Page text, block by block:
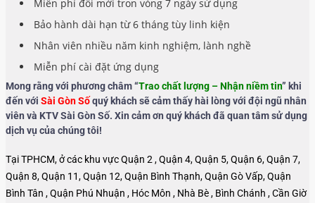
Miễn phí đổi mới tron vòng 7 ngày sử dụng
Bảo hành dài hạn từ 6 tháng tùy linh kiện
Nhân viên nhiều năm kinh nghiệm, lành nghề
Miễn phí cài đặt ứng dụng
Mong rằng với phương châm “Trao chất lượng – Nhận niềm tin” khi
đến với Sài Gòn Sốquý khách sẽ cảm thấy hài lòng với đội ngũ nhân
viên và KTV Sài Gòn Số. Xin cảm ơn quý khách đã quan tâm sử dụng
dịch vụ của chúng tôi!
Tại TPHCM, ở các khu vực Quận 2 , Quận 4, Quận 5, Quận 6, Quận 7,
Quận 8, Quận 11, Quận 12, Quận Bình Thạnh, Quận Gò Vấp, Quận
Bình Tân , Quận Phú Nhuận , Hóc Môn , Nhà Bè , Bình Chánh , Cần Giờ